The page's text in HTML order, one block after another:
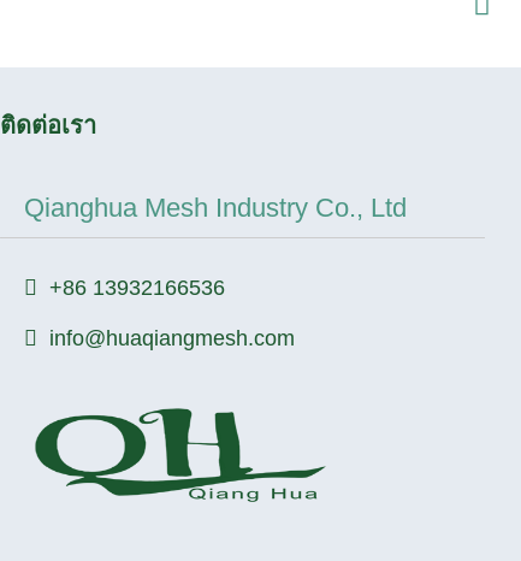
ติดต่อเรา
Qianghua Mesh Industry Co., Ltd
+86 13932166536
info@huaqiangmesh.com